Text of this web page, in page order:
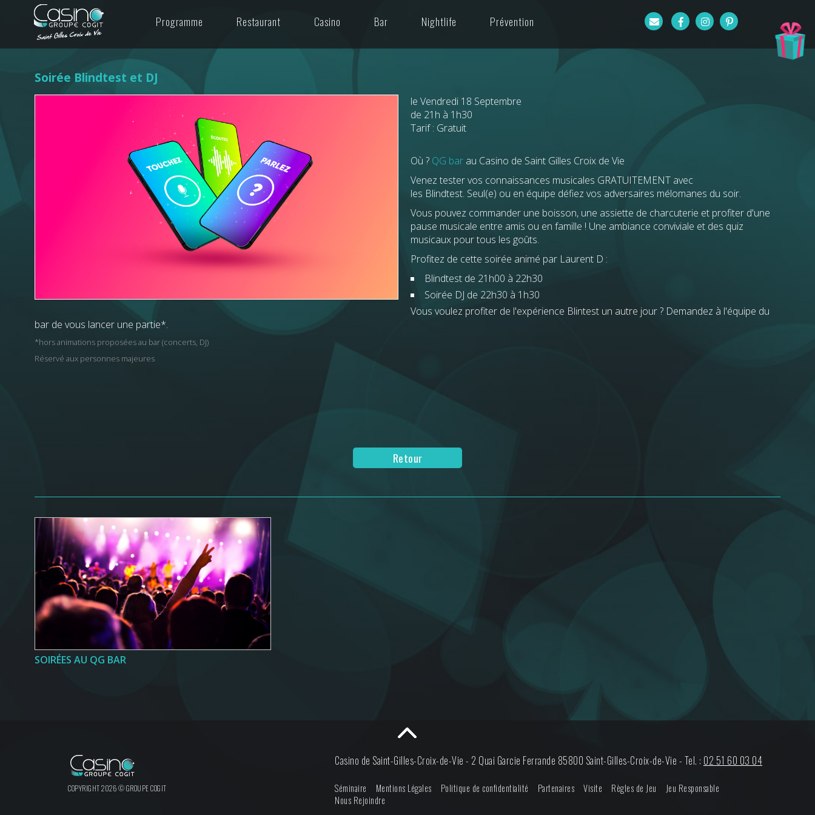
Programme Restaurant Casino Bar Nightlife Prévention
Soirée Blindtest et DJ
le Vendredi 18 Septembre
de 21h à 1h30
Tarif : Gratuit
Où ? QG bar au Casino de Saint Gilles Croix de Vie
Venez tester vos connaissances musicales GRATUITEMENT avec
les Blindtest. Seul(e) ou en équipe défiez vos adversaires mélomanes du soir.
Vous pouvez commander une boisson, une assiette de charcuterie et profiter d'une
pause musicale entre amis ou en famille ! Une ambiance conviviale et des quiz
musicaux pour tous les goûts.
Profitez de cette soirée animé par Laurent D :
Blindtest de 21h00 à 22h30
Soirée DJ de 22h30 à 1h30
Vous voulez profiter de l'expérience Blintest un autre jour ? Demandez à l'équipe du
bar de vous lancer une partie*.
*hors animations proposées au bar (concerts, DJ)
Réservé aux personnes majeures
Retour
SOIRÉES AU QG BAR
COPYRIGHT 2026 © GROUPE COGIT
Casino de Saint-Gilles-Croix-de-Vie - 2 Quai Garcie Ferrande 85800 Saint-Gilles-Croix-de-Vie - Tel. : 02 51 60 03 04
Séminaire Mentions Légales Politique de confidentialité Partenaires Visite Règles de Jeu
Jeu Responsable
Nous Rejoindre